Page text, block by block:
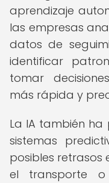
aprendizaje
las empresas
datos de
identificar
tomar
más rápida y
La IA también
sistemas
posibles retrasos
el transporte